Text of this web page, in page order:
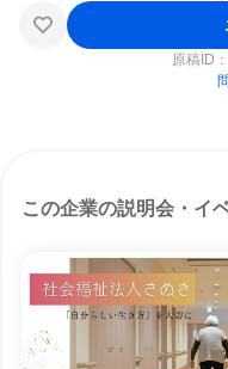
原稿ID：
この企業の説明会・イ